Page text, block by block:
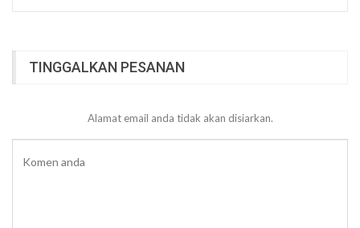
TINGGALKAN PESANAN
Alamat email anda tidak akan disiarkan.